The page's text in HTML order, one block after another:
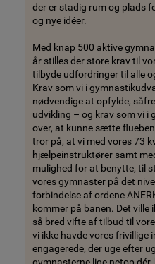
der er stadig rum og plads
og nye idéer.
Med knap 500 aktive
år stilles der store krav til
tilbyde udfordringer til alle
Krav som vi i
nødvendige at opfylde,
udvikling – og krav som vi i
over, at kunne sætte
tror på, at vi med vores 73
hjælpeinstruktører samt
mulighed for at benytte, til
vores gymnaster på det
forbindelse af ordene
kommer på banen. Det
så bred vifte af tilbud til
vi ikke havde vores frivillige
engagerede, der uge efter